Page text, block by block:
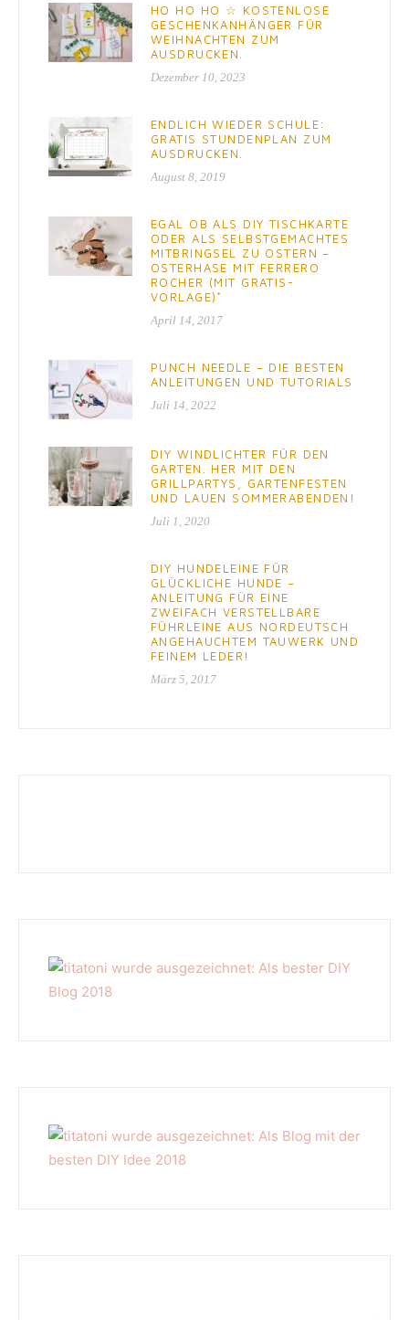
HO HO HO ☆ KOSTENLOSE
GESCHENKANHÄNGER FÜR
WEIHNACHTEN ZUM
AUSDRUCKEN.
Dezember 10, 2023
ENDLICH WIEDER SCHULE:
GRATIS STUNDENPLAN ZUM
AUSDRUCKEN.
August 8, 2019
EGAL OB ALS DIY TISCHKARTE
ODER ALS SELBSTGEMACHTES
MITBRINGSEL ZU OSTERN –
OSTERHASE MIT FERRERO
ROCHER (MIT GRATIS-
VORLAGE)*
April 14, 2017
PUNCH NEEDLE – DIE BESTEN
ANLEITUNGEN UND TUTORIALS
Juli 14, 2022
DIY WINDLICHTER FÜR DEN
GARTEN. HER MIT DEN
GRILLPARTYS, GARTENFESTEN
UND LAUEN SOMMERABENDEN!
Juli 1, 2020
DIY HUNDELEINE FÜR
GLÜCKLICHE HUNDE –
ANLEITUNG FÜR EINE
ZWEIFACH VERSTELLBARE
FÜHRLEINE AUS NORDEUTSCH
ANGEHAUCHTEM TAUWERK UND
FEINEM LEDER!
März 5, 2017